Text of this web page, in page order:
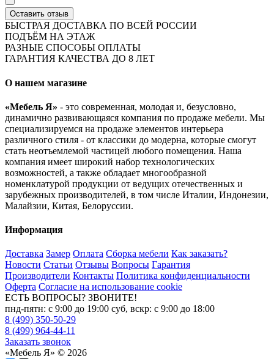
Оставить отзыв
БЫСТРАЯ ДОСТАВКА ПО ВСЕЙ РОССИИ
ПОДЪЁМ НА ЭТАЖ
РАЗНЫЕ СПОСОБЫ ОПЛАТЫ
ГАРАНТИЯ КАЧЕСТВА ДО 8 ЛЕТ
О нашем магазине
«Мебель Я» - это современная, молодая и, безусловно,
динамично развивающаяся компания по продаже мебели. Мы
специализируемся на продаже элементов интерьера
различного стиля - от классики до модерна, которые смогут
стать неотъемлемой частицей любого помещения. Наша
компания имеет широкий набор технологических
возможностей, а также обладает многообразной
номенклатурой продукции от ведущих отечественных и
зарубежных производителей, в том числе Италии, Индонезии,
Малайзии, Китая, Белоруссии.
Информация
Доставка Замер Оплата Сборка мебели Как заказать?
Новости Статьи Отзывы Вопросы Гарантия
Производители Контакты Политика конфиденциальности
Оферта Согласие на использование cookie
ЕСТЬ ВОПРОСЫ? ЗВОНИТЕ!
пнд-пятн: с 9:00 до 19:00 суб, вскр: с 9:00 до 18:00
8 (499) 350-50-29
8 (499) 964-44-11
Заказать звонок
«Мебель Я» © 2026